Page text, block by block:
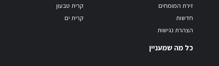
זירת המומחים
חדשות
הצהרת נגישות
קרית טבעון
קרית ים
כל מה שמעניין